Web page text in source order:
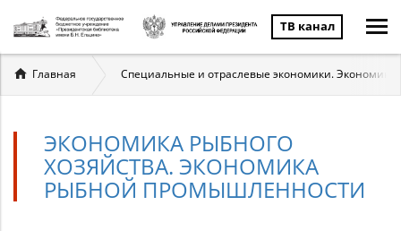
ТВ канал
Вы
здесь
Главная Специальные и отраслевые экономики. Экономика
ЭКОНОМИКА РЫБНОГО
ХОЗЯЙСТВА. ЭКОНОМИКА
РЫБНОЙ ПРОМЫШЛЕННОСТИ